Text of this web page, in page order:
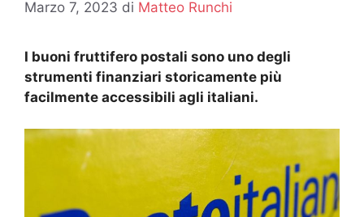
Marzo 7, 2023 di Matteo Runchi
I buoni fruttifero postali sono uno degli
strumenti finanziari storicamente più
facilmente accessibili agli italiani.